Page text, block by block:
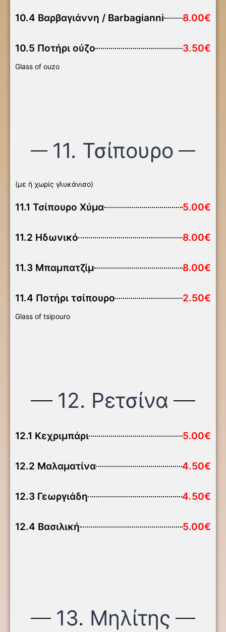
10.4 Βαρβαγιάννη / Barbagianni 8.00€
10.5 Ποτήρι ούζο 3.50€
Glass of ouzo
11. Τσίπουρο
(με ή χωρίς γλυκάνισο)
11.1 Τσίπουρο Χύμα 5.00€
11.2 Ηδωνικό 8.00€
11.3 Μπαμπατζίμ 8.00€
11.4 Ποτήρι τσίπουρο 2.50€
Glass of tsipouro
12. Ρετσίνα
12.1 Κεχριμπάρι 5.00€
12.2 Μαλαματίνα 4.50€
12.3 Γεωργιάδη 4.50€
12.4 Βασιλική 5.00€
13. Μηλίτης